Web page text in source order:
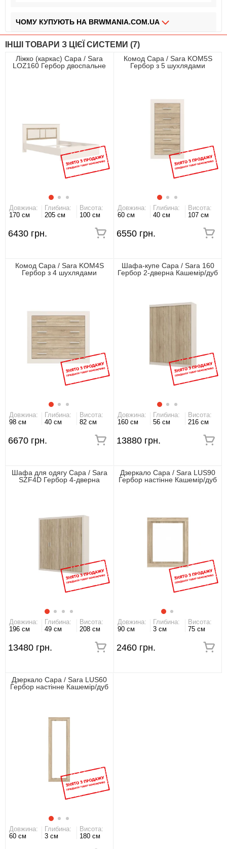
ЧОМУ КУПУЮТЬ НА BRWMANIA.COM.UA
МЕБЛІ НА БУДЬ ЯКИЙ СМАК
ДОСТАВКА ЗА 2 ДНІ
СПЛАЧУЙ АВАНС, А РЕШТУ ПРИ ОТРИМАННІ
ІНШІ ТОВАРИ З ЦІЄЇ СИСТЕМИ (7)
Ліжко (каркас) Сара / Sara
LOZ160 Гербор двоспальне
Довжина:
170 см
Глибина:
205 см
Висота:
100 см
6430 грн.
Комод Сара / Sara KOM5S
Гербор з 5 шухлядами
Довжина:
60 см
Глибина:
40 см
Висота:
107 см
6550 грн.
Комод Сара / Sara KOM4S
Гербор з 4 шухлядами
Довжина:
98 см
Глибина:
40 см
Висота:
82 см
6670 грн.
Шафа-купе Сара / Sara 160
Гербор 2-дверна Кашемір/дуб
Довжина:
160 см
Глибина:
56 см
Висота:
216 см
13880 грн.
Шафа для одягу Сара / Sara
SZF4D Гербор 4-дверна
Довжина:
196 см
Глибина:
49 см
Висота:
208 см
13480 грн.
Дзеркало Сара / Sara LUS90
Гербор настінне Кашемір/дуб
Довжина:
90 см
Глибина:
3 см
Висота:
75 см
2460 грн.
Дзеркало Сара / Sara LUS60
Гербор настінне Кашемір/дуб
Довжина:
60 см
Глибина:
3 см
Висота:
180 см